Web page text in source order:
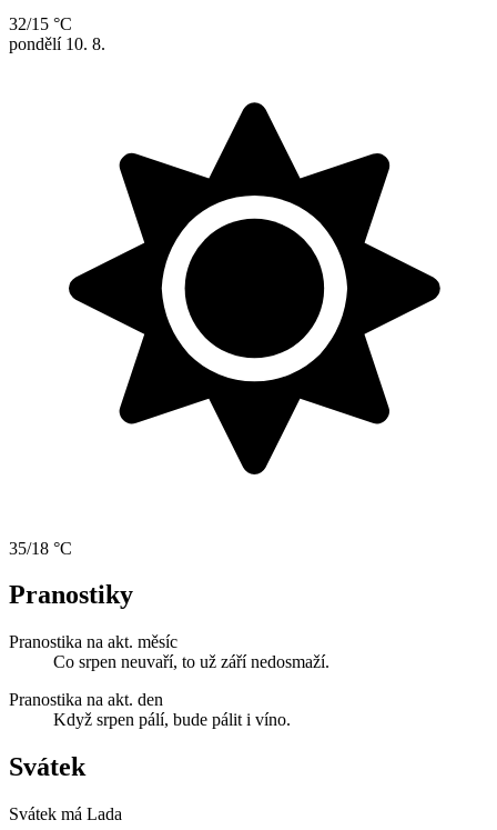
32/15 °C
pondělí 10. 8.
35/18 °C
Pranostiky
Pranostika na akt. měsíc
Co srpen neuvaří, to už září nedosmaží.
Pranostika na akt. den
Když srpen pálí, bude pálit i víno.
Svátek
Svátek má Lada